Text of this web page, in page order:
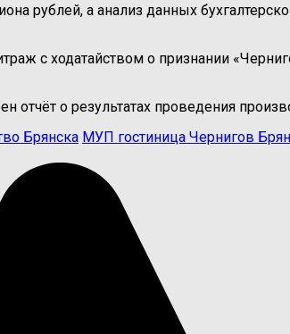
рублей, а анализ данных
с ходатайством о признании
отчёт о результатах проведения
Брянска МУП гостиница Чернигов